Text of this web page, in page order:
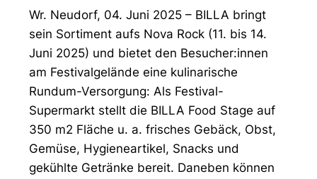
Wr. Neudorf, 04. Juni 2025 – BILLA bringt
sein Sortiment aufs Nova Rock (11. bis 14.
Juni 2025) und bietet den Besucher:innen
am Festivalgelände eine kulinarische
Rundum-Versorgung: Als Festival-
Supermarkt stellt die BILLA Food Stage auf
350 m2 Fläche u. a. frisches Gebäck, Obst,
Gemüse, Hygieneartikel, Snacks und
gekühlte Getränke bereit. Daneben können